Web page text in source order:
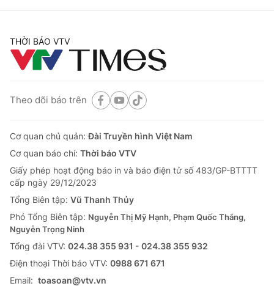
THỜI BÁO VTV
Theo dõi báo trên
Cơ quan chủ quản:Đài Truyền hình Việt Nam
Cơ quan báo chí: Thời báo VTV
Giấy phép hoạt động báo in và báo điện tử số 483/GP-BTTTT
cấp ngày 29/12/2023
Tổng Biên tập: Vũ Thanh Thủy
Phó Tổng Biên tập: Nguyễn Thị Mỹ Hạnh, Phạm Quốc Thắng,
Nguyễn Trọng Ninh
Tổng đài VTV: 024.38 355 931 - 024.38 355 932
Ðiện thoại Thời báo VTV: 0988 671 671
Email: toasoan@vtv.vn